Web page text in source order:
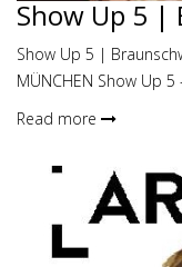
Show Up 5 |
Show Up 5 |
MÜNCHEN Show Up
Read more